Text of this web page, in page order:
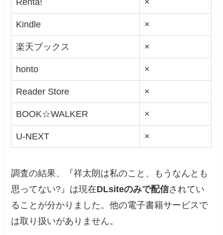
Kindle ×
楽天ブックス ×
honto ×
Reader Store ×
BOOK☆WALKER ×
U-NEXT ×
調査の結果、『祥太朗は私のこと、もうなんとも
思ってない?』は現在DLsiteのみで配信されてい
ることが分かりました。他の電子書籍サービスで
は取り扱いがありません。